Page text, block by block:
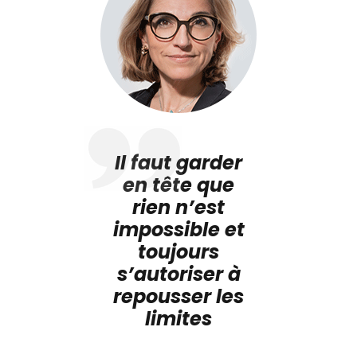
Il faut garder
en tête que
rien n’est
impossible et
toujours
s’autoriser à
repousser les
limites